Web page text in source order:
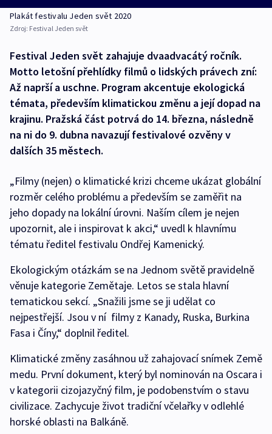
Plakát festivalu Jeden svět 2020
Zdroj: Festival Jeden svět
Festival Jeden svět zahajuje dvaadvacátý ročník.
Motto letošní přehlídky filmů o lidských právech zní:
Až naprší a uschne. Program akcentuje ekologická
témata, především klimatickou změnu a její dopad na
krajinu. Pražská část potrvá do 14. března, následně
na ni do 9. dubna navazují festivalové ozvěny v
dalších 35 městech.
„Filmy (nejen) o klimatické krizi chceme ukázat globální
rozměr celého problému a především se zaměřit na
jeho dopady na lokální úrovni. Naším cílem je nejen
upozornit, ale i inspirovat k akci,“ uvedl k hlavnímu
tématu ředitel festivalu Ondřej Kamenický.
Ekologickým otázkám se na Jednom světě pravidelně
věnuje kategorie Zemětaje. Letos se stala hlavní
tematickou sekcí. „Snažili jsme se ji udělat co
nejpestřejší. Jsou v ní filmy z Kanady, Ruska, Burkina
Fasa i Číny,“ doplnil ředitel.
Klimatické změny zasáhnou už zahajovací snímek Země
medu. První dokument, který byl nominován na Oscara i
v kategorii cizojazyčný film, je podobenstvím o stavu
civilizace. Zachycuje život tradiční včelařky v odlehlé
horské oblasti na Balkáně.